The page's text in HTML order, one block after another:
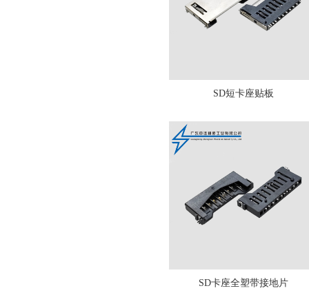
SD短卡座贴板
SD卡座全塑带接地片